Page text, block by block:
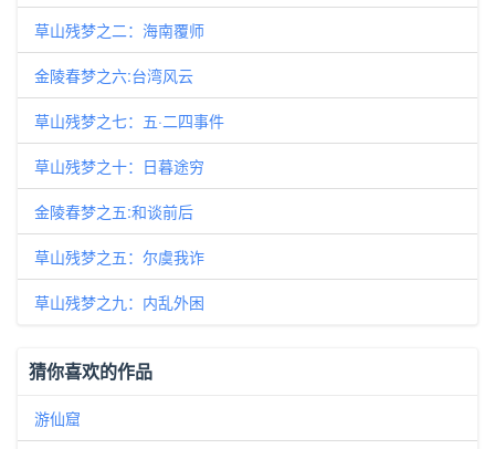
草山残梦之二：海南覆师
金陵春梦之六:台湾风云
草山残梦之七：五·二四事件
草山残梦之十：日暮途穷
金陵春梦之五:和谈前后
草山残梦之五：尔虞我诈
草山残梦之九：内乱外困
猜你喜欢的作品
游仙窟